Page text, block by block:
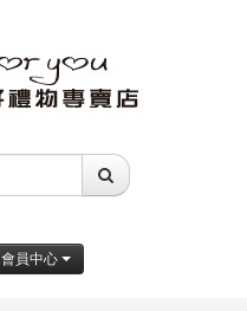
會員中心